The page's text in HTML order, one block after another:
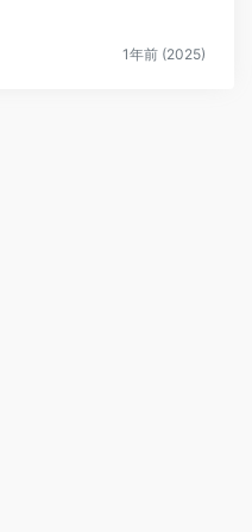
1年前 (2025)